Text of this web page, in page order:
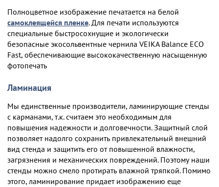
Полноцветное изображение печатается на белой
самоклеящейся пленке. Для печати используются
специальные быстросохнущие и экологически
безопасные экосольвентные чернила VEIKA Balance ECO
Fast, обеспечивающие высококачественную насыщенную
фотопечать
Ламинация
Мы единственные производители, ламинирующие стенды
с карманами, т.к. считаем это необходимым для
повышения надежности и долговечности. Защитный слой
позволяет надолго сохранить привлекательный внешний
вид стенда и защитить его от повышенной влажности,
загрязнения и механических повреждений. Поэтому наши
стенды можно смело протирать влажной тряпкой. Помимо
этого, ламинирование придает изображению еще